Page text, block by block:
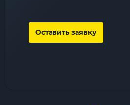
Оставить заявку